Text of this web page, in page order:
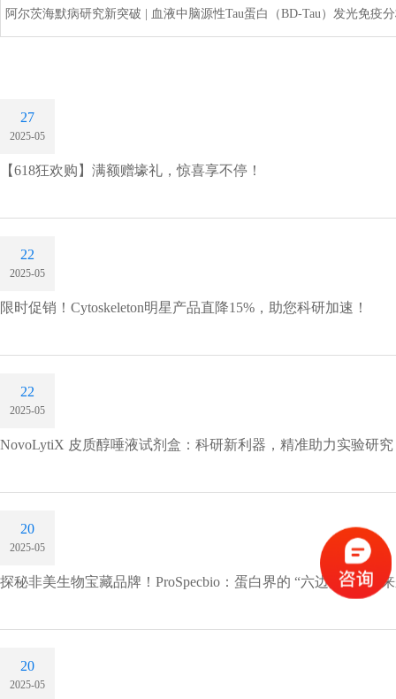
阿尔茨海默病研究新突破 | 血液中脑源性Tau蛋白（BD-Tau）发光免疫
27
2025-05
【618狂欢购】满额赠壕礼，惊喜享不停！
22
2025-05
限时促销！Cytoskeleton明星产品直降15%，助您科研加速！
22
2025-05
NovoLytiX 皮质醇唾液试剂盒：科研新利器，精准助力实验研究
20
2025-05
探秘非美生物宝藏品牌！ProSpecbio：蛋白界的 “六边形战士”
20
2025-05